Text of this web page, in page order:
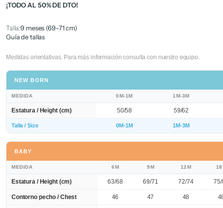
¡TODO AL 50% DE DTO!
Talla:9 meses (69-71 cm)
Guía de tallas
Medidas orientativas. Para más información consulta con nuestro equipo.
NEW BORN
MEDIDA 0M-1M 1M-3M
Estatura / Height (cm) 50/58 59/62
Talla / Size 0M-1M 1M-3M
BABY
MEDIDA 6M 9M 12M
Estatura / Height (cm) 63/68 69/71 72/74
Contorno pecho / Chest 46 47 48